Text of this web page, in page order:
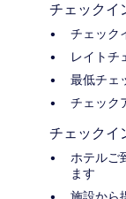
チェックイ
チェック
レイトチ
最低チェ
チェック
チェックイ
ホテルご
ます